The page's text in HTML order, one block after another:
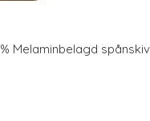
Melaminbelagd